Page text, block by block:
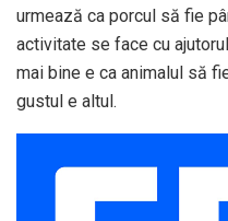
urmează ca porcul să fie
activitate se face cu
mai bine e ca animalul să
gustul e altul.